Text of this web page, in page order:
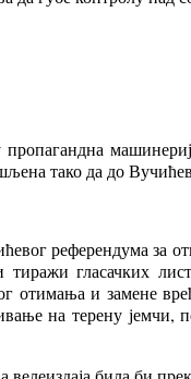
тако да до
референдума
гласачких
отимања и замене
на терену јемчи,